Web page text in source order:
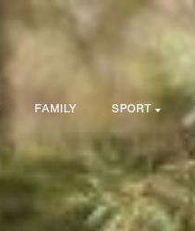
FAMILY SPORT